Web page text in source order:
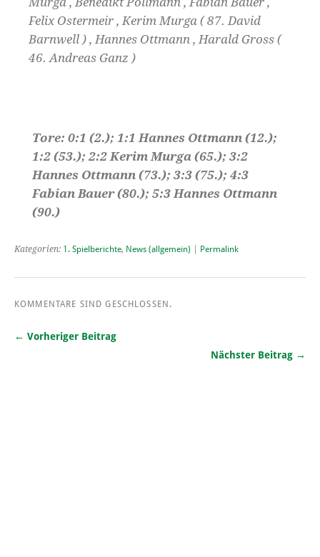
Felix Ostermeir , Kerim Murga ( 87. David
Barnwell ) , Hannes Ottmann , Harald Gross (
46. Andreas Ganz )
Tore: 0:1 (2.); 1:1 Hannes Ottmann (12.);
1:2 (53.); 2:2 Kerim Murga (65.); 3:2
Hannes Ottmann (73.); 3:3 (75.); 4:3
Fabian Bauer (80.); 5:3 Hannes Ottmann
(90.)
Kategorien: 1. Spielberichte, News (allgemein) Permalink
KOMMENTARE SIND GESCHLOSSEN.
← Vorheriger Beitrag
Nächster Beitrag →